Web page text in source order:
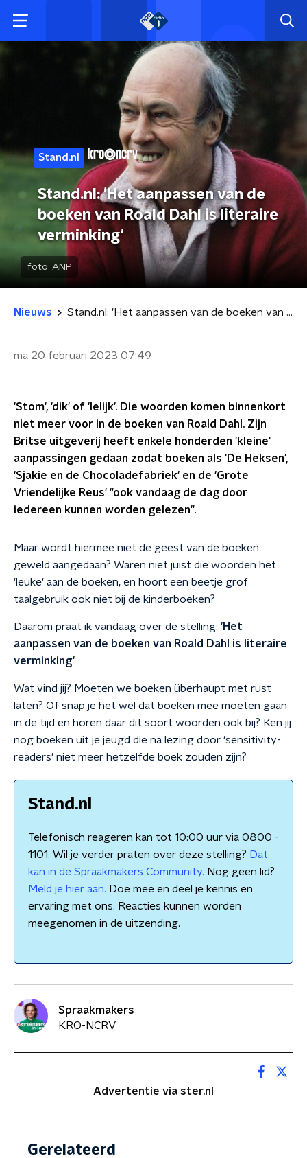
Stand.nl
Stand.nl: 'Het aanpassen van de
boeken van Roald Dahl is literaire
verminking'
foto: ANP
Nieuws Stand.nl: 'Het aanpassen van de boeken van Roald Dahl is literaire verminking'
ma 20 februari 2023 07:49
'Stom', 'dik' of 'lelijk'. Die woorden komen binnenkort
niet meer voor in de boeken van Roald Dahl. Zijn
Britse uitgeverij heeft enkele honderden 'kleine'
aanpassingen gedaan zodat boeken als 'De Heksen',
'Sjakie en de Chocoladefabriek' en de 'Grote
Vriendelijke Reus' "ook vandaag de dag door
iedereen kunnen worden gelezen".
Maar wordt hiermee niet de geest van de boeken
geweld aangedaan? Waren niet juist die woorden het
'leuke' aan de boeken, en hoort een beetje grof
taalgebruik ook niet bij de kinderboeken?
Daarom praat ik vandaag over de stelling: 'Het
aanpassen van de boeken van Roald Dahl is literaire
verminking'
Wat vind jij? Moeten we boeken überhaupt met rust
laten? Of snap je het wel dat boeken mee moeten gaan
in de tijd en horen daar dit soort woorden ook bij? Ken jij
nog boeken uit je jeugd die na lezing door 'sensitivity-
readers' niet meer hetzelfde boek zouden zijn?
Stand.nl
Telefonisch reageren kan tot 10:00 uur via 0800 -
1101. Wil je verder praten over deze stelling? Dat
kan in de Spraakmakers Community. Nog geen lid?
Meld je hier aan. Doe mee en deel je kennis en
ervaring met ons. Reacties kunnen worden
meegenomen in de uitzending.
Spraakmakers
KRO-NCRV
Advertentie via ster.nl
Gerelateerd